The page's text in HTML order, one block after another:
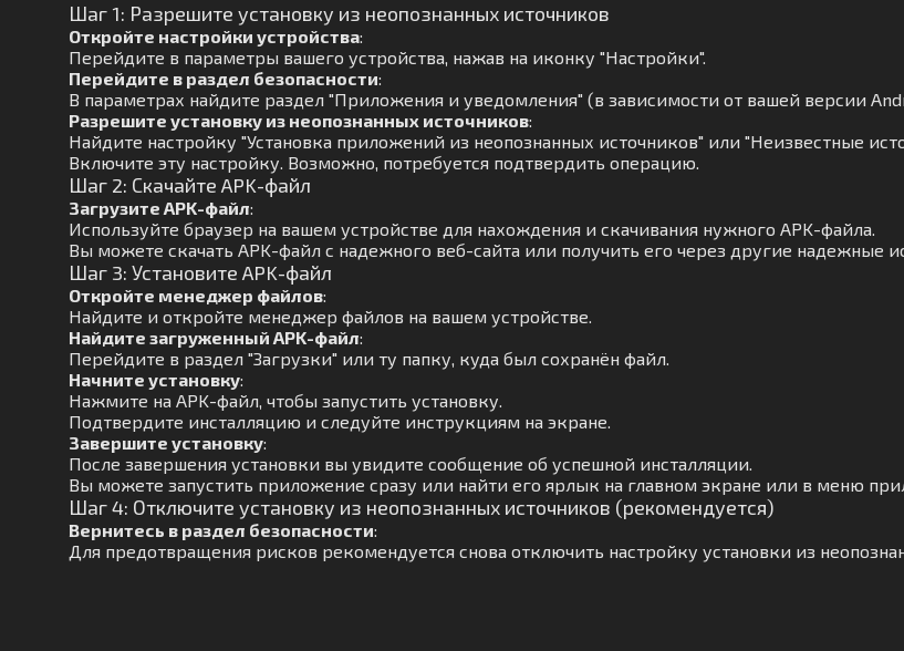
Шаг 1: Разрешите установку из неопознанных источников
Откройте настройки устройства:
Перейдите в параметры вашего устройства, нажав на иконку "Настройки".
Перейдите в раздел безопасности:
В параметрах найдите раздел "Приложения и уведомления" (в зависимости от вашей версии
Разрешите установку из неопознанных источников:
Найдите настройку "Установка приложений из неопознанных источников" или "Неизвестные
Включите эту настройку. Возможно, потребуется подтвердить операцию.
Шаг 2: Скачайте APK-файл
Загрузите APK-файл:
Используйте браузер на вашем устройстве для нахождения и скачивания нужного APK-файла.
Вы можете скачать APK-файл с надежного веб-сайта или получить его через другие надежные
Шаг 3: Установите APK-файл
Откройте менеджер файлов:
Найдите и откройте менеджер файлов на вашем устройстве.
Найдите загруженный APK-файл:
Перейдите в раздел "Загрузки" или ту папку, куда был сохранён файл.
Начните установку:
Нажмите на APK-файл, чтобы запустить установку.
Подтвердите инсталляцию и следуйте инструкциям на экране.
Завершите установку:
После завершения установки вы увидите сообщение об успешной инсталляции.
Вы можете запустить приложение сразу или найти его ярлык на главном экране или в меню
Шаг 4: Отключите установку из неопознанных источников (рекомендуется)
Вернитесь в раздел безопасности:
Для предотвращения рисков рекомендуется снова отключить настройку установки из